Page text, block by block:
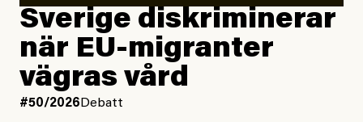
utveckla sig. El Niño är ett återkommande
väderfenomen som uppstår när havsvattnet i delar av
Stilla havet blir ovanligt varmt. Det påverkar vädret
över stora delar av världen och under
forskare allt oftare varnat för att den här El Niñon
Sverige diskriminerar
när EU-migranter
vägras vård
#50/2026 Debatt